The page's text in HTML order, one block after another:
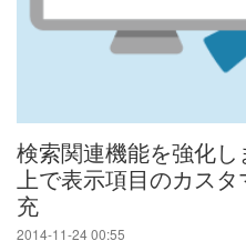
検索関連機能を強化
上で表示項目のカス
充
2014-11-24 00:55